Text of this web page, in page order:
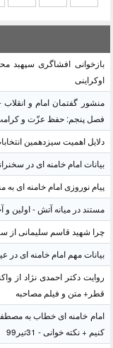
بازخوانی افشاگری سپهبد
اوکراینی
فصل پنجم: حفظ عزّت و کرامت
دلایل اهمیت سیزدهمین
بیانات امام خامنه ای در
پیام نوروزی امام خامنه ای به
مستند در میانه آتش - اولین
چرا شهید قاسم سلیمانی از
بیانات مهم امام خامنه ای در
روایت دکتر احمدی نژاد از
قطر+ متن و فیلم مصاحبه
امام خامنه ای خطاب به
کنیم + نکته خوانی - 31تیر99